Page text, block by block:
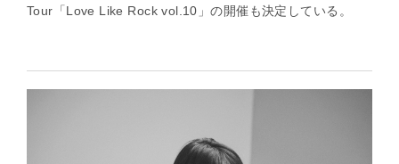
Tour「Love Like Rock vol.10」の開催も決定している。